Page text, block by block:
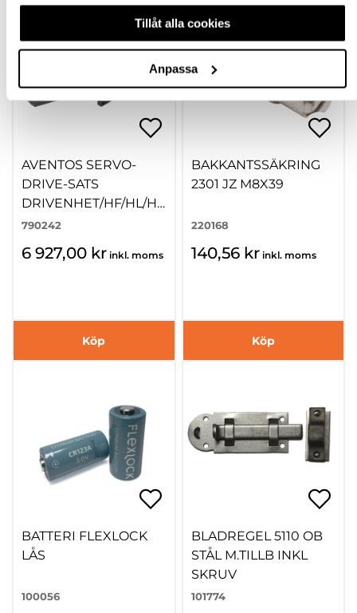
Tillåt alla cookies
Anpassa
AVENTOS SERVO-
DRIVE-SATS
DRIVENHET/HF/HL/HS
23.A000
790242
6 927,00 kr inkl. moms
Köp
BAKKANTSSÄKRING
2301 JZ M8X39
220168
140,56 kr inkl. moms
Köp
BATTERI FLEXLOCK
LÅS
100056
BLADREGEL 5110 OB
STÅL M.TILLB INKL
SKRUV
101774